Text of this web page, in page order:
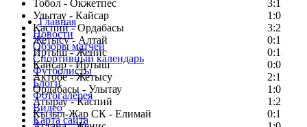
Тобол - Окжетпес
3:1
Улытау - Кайсар
1:0
Каспий - Ордабасы
3:2
Жетысу - Алтай
0:1
Иртыш - Женис
0:1
Кайсар - Иртыш
0:0
Актобе - Жетысу
2:1
Ордабасы - Улытау
1:0
Атырау - Каспий
1:2
Кызыл-Жар СК - Елимай
0:1
Главная
Новости
Обзоры матчей
Спортивный календарь
Футболисты
Блоги
Фотогалерея
Видео
Карта сайта